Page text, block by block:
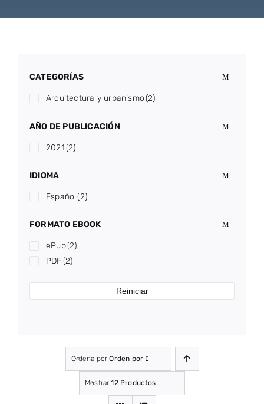
CATEGORÍAS
Arquitectura y urbanismo(2)
AÑO DE PUBLICACIÓN
2021(2)
IDIOMA
Español (2)
FORMATO EBOOK
ePub(2)
PDF(2)
Reiniciar
Ordena porOrden por Defecto
Mostrar12 Productos